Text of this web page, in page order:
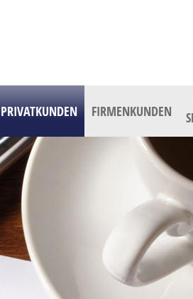
PRIVATKUNDEN FIRMENKUNDEN